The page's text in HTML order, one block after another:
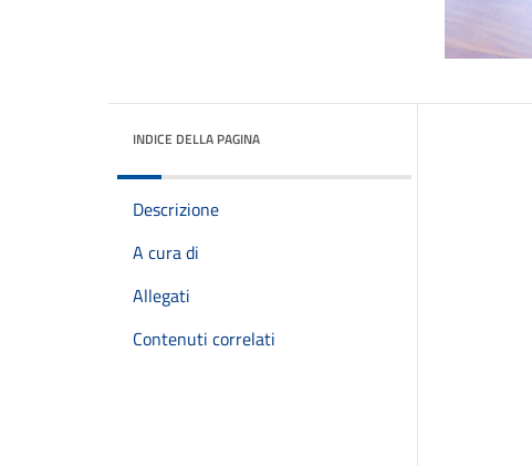
INDICE DELLA PAGINA
Descrizione
A cura di
Allegati
Contenuti correlati